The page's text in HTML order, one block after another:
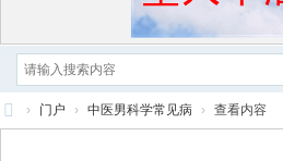
› 门户 › 中医男科学常见病 › 查看内容